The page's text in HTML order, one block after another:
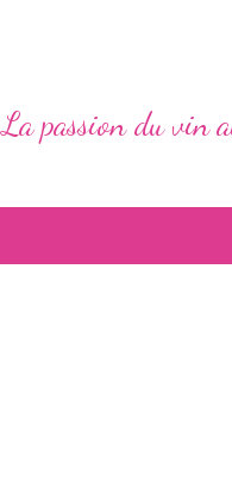
La passion du vin